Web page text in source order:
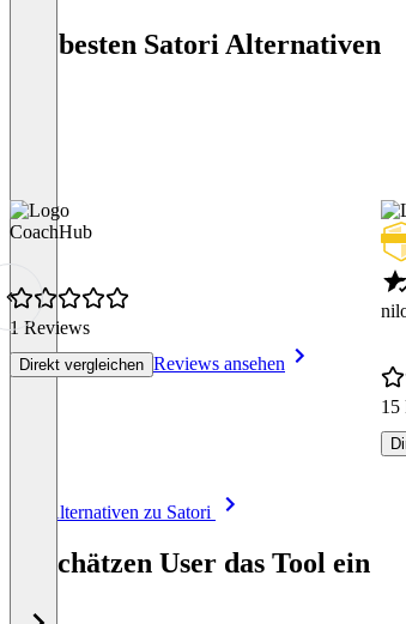
Die besten Satori Alternativen
CoachHub
1 Reviews
Direkt vergleichen Reviews ansehen
15
Alle Alternativen zu Satori
So schätzen User das Tool ein